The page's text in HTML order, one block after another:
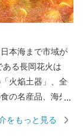
本海まで市域が
火焔土器」、全
の名産品、海外
個性豊かなエリ
をもっと見る